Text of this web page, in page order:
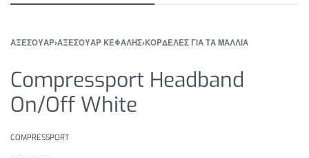
ΑΞΕΣΟΥΑΡ›ΑΞΕΣΟΥΑΡ ΚΕΦΑΛΗΣ›ΚΟΡΔΕΛΕΣ ΓΙΑ ΤΑ ΜΑΛΛΙΑ
Compressport Headband
On/Off White
COMPRESSPORT